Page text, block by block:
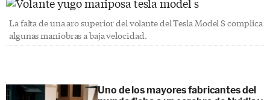
La falta de una aro superior del volante del Tesla Model S complica
algunas maniobras a baja velocidad.
Uno de los mayores fabricantes del